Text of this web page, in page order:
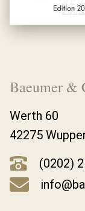
Baeumer &
Werth 60
42275
(0202)